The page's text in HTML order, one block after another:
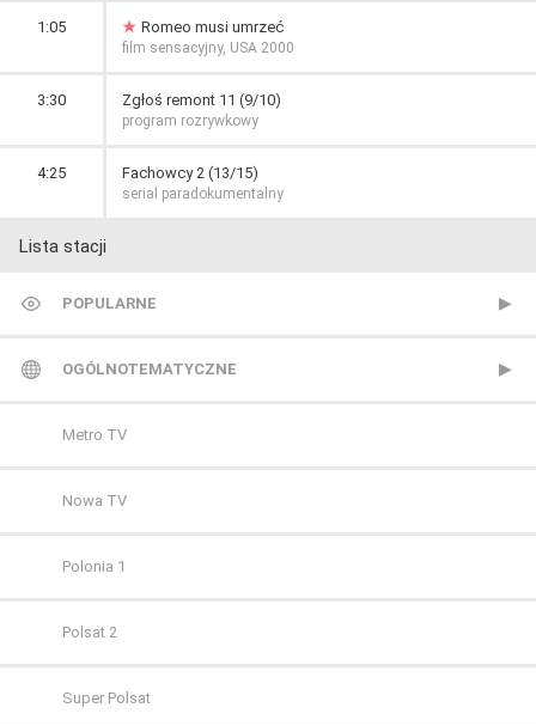
1:05 Romeo musi umrzeć
film sensacyjny, USA 2000
3:30 Zgłoś remont 11 (9/10)
program rozrywkowy
4:25 Fachowcy 2 (13/15)
serial paradokumentalny
Lista stacji
POPULARNE
TVP 1
TVP 2
Polsat
TVN
OGÓLNOTEMATYCZNE
Metro TV
Nowa TV
Polonia 1
Polsat 2
Super Polsat